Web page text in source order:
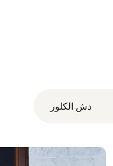
دش الكلور